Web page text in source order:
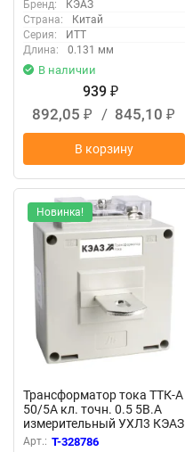
Бренд:
КЭАЗ
Страна:
Китай
Серия:
ИТТ
Длина:
0.131 мм
В наличии
939 ₽
892,05 ₽ / 845,10 ₽
В корзину
Новинка!
Трансформатор тока ТТК-А
50/5А кл. точн. 0.5 5В.А
измерительный УХЛ3 КЭАЗ
219608
Арт.: T-328786